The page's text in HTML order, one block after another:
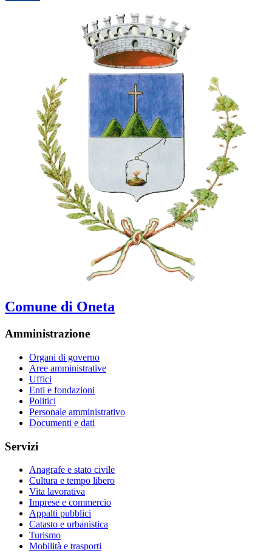
Comune di Oneta
Amministrazione
Organi di governo
Aree amministrative
Uffici
Enti e fondazioni
Politici
Personale amministrativo
Documenti e dati
Servizi
Anagrafe e stato civile
Cultura e tempo libero
Vita lavorativa
Imprese e commercio
Appalti pubblici
Catasto e urbanistica
Turismo
Mobilità e trasporti